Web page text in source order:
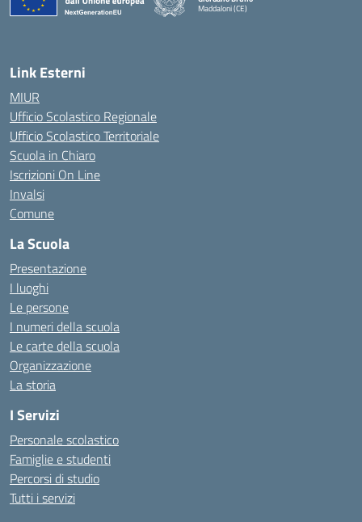
Maddaloni (CE)
Link Esterni
MIUR
Ufficio Scolastico Regionale
Ufficio Scolastico Territoriale
Scuola in Chiaro
Iscrizioni On Line
Invalsi
Comune
La Scuola
Presentazione
I luoghi
Le persone
I numeri della scuola
Le carte della scuola
Organizzazione
La storia
I Servizi
Personale scolastico
Famiglie e studenti
Percorsi di studio
Tutti i servizi